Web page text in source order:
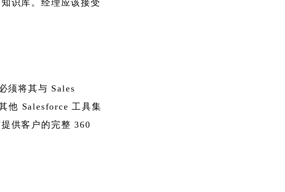
识库。经理应该接受
须将其与 Sales
他 Salesforce 工具集
供客户的完整 360